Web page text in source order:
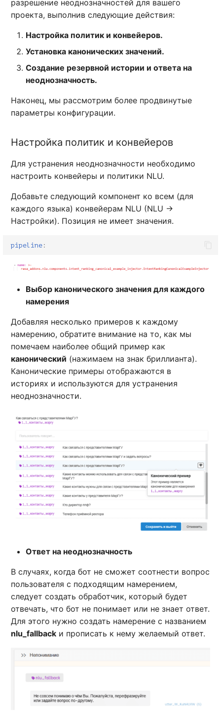
разрешение неоднозначностей для вашего
проекта, выполнив следующие действия:
Настройка политик и конвейеров.
Установка канонических значений.
Создание резервной истории и ответа на
неоднозначность.
Наконец, мы рассмотрим более продвинутые
параметры конфигурации.
Настройка политик и конвейеров
Для устранения неоднозначности необходимо
настроить конвейеры и политики NLU.
Добавьте следующий компонент ко всем (для
каждого языка) конвейерам NLU (NLU ->
Настройки). Позиция не имеет значения.
pipeline :
Выбор канонического значения для каждого
намерения
Добавляя несколько примеров к каждому
намерению, обратите внимание на то, как мы
помечаем наиболее общий пример как
канонический (нажимаем на знак бриллианта).
Канонические примеры отображаются в
историях и используются для устранения
неоднозначности.
Ответ на неоднозначность
В случаях, когда бот не сможет соотнести вопрос
пользователя с подходящим намерением,
следует создать обработчик, который будет
отвечать, что бот не понимает или не знает ответ.
Для этого нужно создать намерение с названием
nlu_fallback и прописать к нему желаемый ответ.